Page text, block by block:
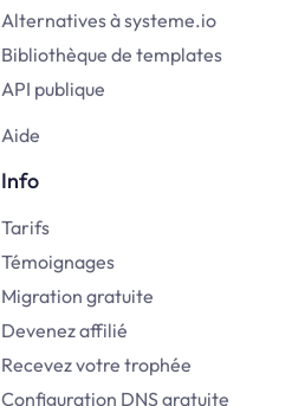
Alternatives à systeme.io
Bibliothèque de templates
API publique
Aide
Info
Tarifs
Témoignages
Migration gratuite
Devenez affilié
Recevez votre trophée
Configuration DNS gratuite